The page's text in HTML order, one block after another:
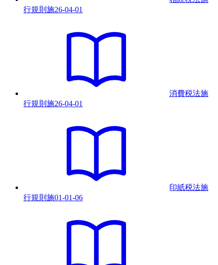
行規則 施26-04-01
消費税法施
行規則 施26-04-01
印紙税法施
行規則 施01-01-06